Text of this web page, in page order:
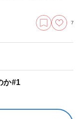
7
か#1